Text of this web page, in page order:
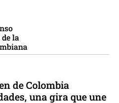
la
de Colombia
una gira que une